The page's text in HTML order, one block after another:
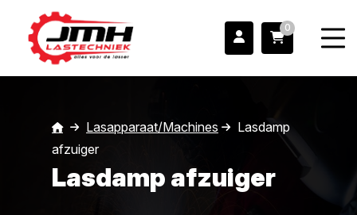
0
Lasapparaat/Machines
Lasdamp
afzuiger
Lasdamp afzuiger